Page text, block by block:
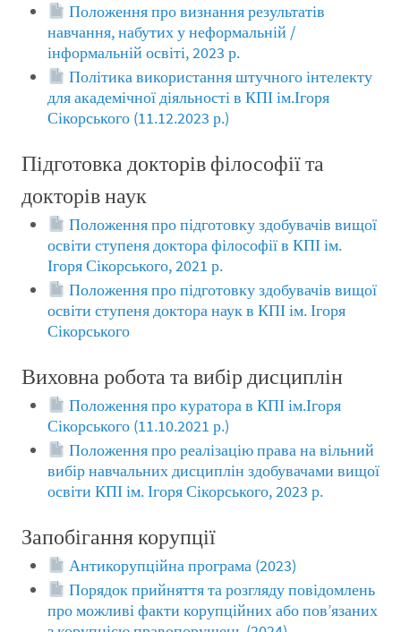
Положення про визнання результатів
навчання, набутих у неформальній /
інформальній освіті, 2023 р.
Політика використання штучного інтелекту
для академічної діяльності в КПІ ім.Ігоря
Сікорського (11.12.2023 р.)
Підготовка докторів філософії та
докторів наук
Положення про підготовку здобувачів вищої
освіти ступеня доктора філософії в КПІ ім.
Ігоря Сікорського, 2021 р.
Положення про підготовку здобувачів вищої
освіти ступеня доктора наук в КПІ ім. Ігоря
Сікорського
Виховна робота та вибір дисциплін
Положення про куратора в КПІ ім.Ігоря
Сікорського (11.10.2021 р.)
Положення про реалізацію права на вільний
вибір навчальних дисциплін здобувачами вищої
освіти КПІ ім. Ігоря Сікорського, 2023 р.
Запобігання корупції
Антикорупційна програма (2023)
Порядок прийняття та розгляду повідомлень
про можливі факти корупційних або пов’язаних